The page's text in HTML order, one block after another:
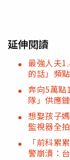
延伸閱讀
最強人夫
的話」頻
奔向5萬
隊」供應
想娶孩子
監視器全
「前科累
警崩潰：